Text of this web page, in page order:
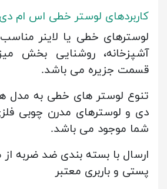
کاربردهای لوستر خطی اس ام دی
لوسترهای خطی یا لاینر مناسب
آشپزخانه، روشنایی بخش
قسمت جزیره می باشد.
تنوع لوستر های خطی به مدل
دی و لوسترهای مدرن چوبی
شما موجود می باشد.
ارسال با بسته بندی ضد ضربه
پستی و باربری معتبر